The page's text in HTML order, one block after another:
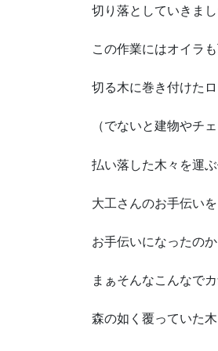
切り落としていきまし
この作業にはオイラ
切る木に巻き付けた
（でないと建物やチ
払い落した木々を運
大工さんのお手伝い
お手伝いになったの
まぁそんなこんなで
森の如く覆っていた